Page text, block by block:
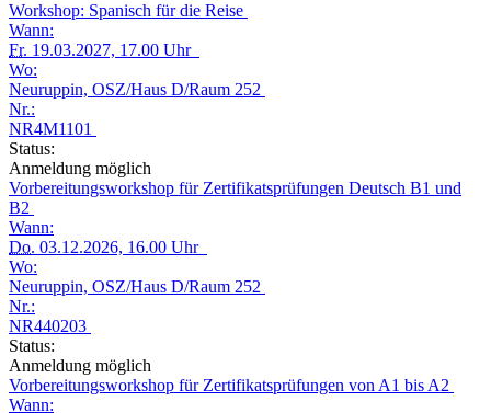
Workshop: Spanisch für die Reise
Wann:
Fr. 19.03.2027, 17.00 Uhr
Wo:
Neuruppin, OSZ/Haus D/Raum 252
Nr.:
NR4M1101
Status:
Anmeldung möglich
Vorbereitungsworkshop für Zertifikatsprüfungen Deutsch B1 und
B2
Wann:
Do. 03.12.2026, 16.00 Uhr
Wo:
Neuruppin, OSZ/Haus D/Raum 252
Nr.:
NR440203
Status:
Anmeldung möglich
Vorbereitungsworkshop für Zertifikatsprüfungen von A1 bis A2
Wann: